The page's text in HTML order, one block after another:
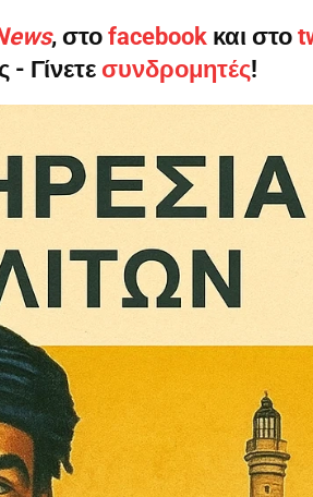
να είναι κουραστικό. Και να είστε
το να τα γράφουμε... Όμως αυτό το
μας επιτρέπει να:
εξαρτήσεις. Κανείς δεν μας
προσβάσιμη σε όλους, ακόμη και σε
χωρίς προνόμια μόνο για
συρρικνώνονται. Αν
τη δημοκρατία και τον έλεγχο της
Γίνε συνδρομητής
, στο facebook και στο
- Γίνετε συνδρομητές!